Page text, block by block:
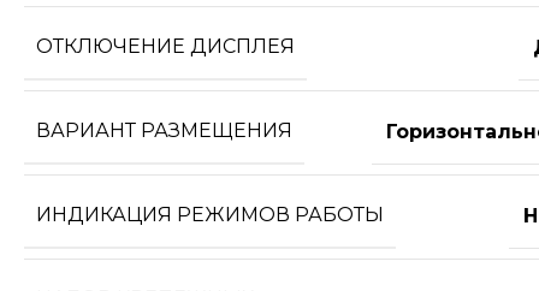
ОТКЛЮЧЕНИЕ ДИСПЛЕЯ
ВАРИАНТ РАЗМЕЩЕНИЯ
ИНДИКАЦИЯ РЕЖИМОВ РАБОТЫ